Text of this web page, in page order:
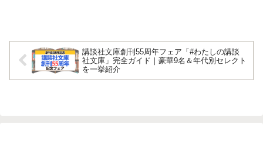
講談社文庫創刊55周年フェア「#わたしの講談
社文庫」完全ガイド｜豪華9名＆年代別セレクト
を一挙紹介